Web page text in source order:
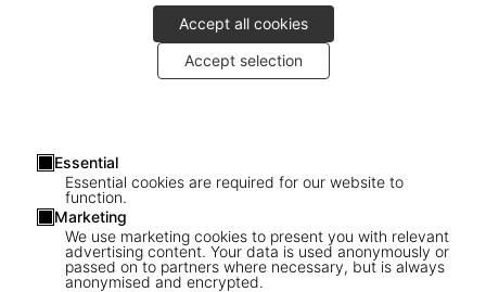
Accept all cookies
Accept selection
Essential
Essential cookies are required for our website to
function.
Marketing
We use marketing cookies to present you with relevant
advertising content. Your data is used anonymously or
passed on to partners where necessary, but is always
anonymised and encrypted.
1/ 22